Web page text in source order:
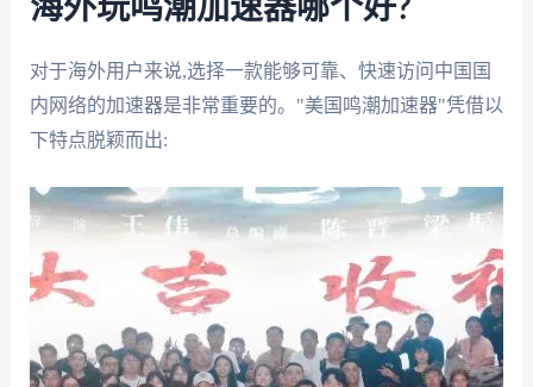
海外玩鸣潮加速器哪个好?
对于海外用户来说,选择一款能够可靠、快速访问中国国
内网络的加速器是非常重要的。"美国鸣潮加速器"凭借以
下特点脱颖而出: